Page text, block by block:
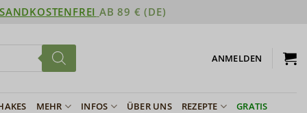
AB 89 € (DE)
ANMELDEN
MEHR INFOS ÜBER UNS REZEPTE GRATIS